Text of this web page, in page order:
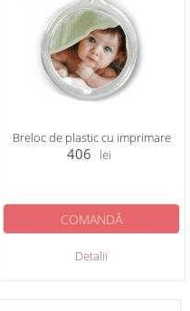
Breloc de plastic cu imprimare
406 lei
Detalii
COMANDĂ